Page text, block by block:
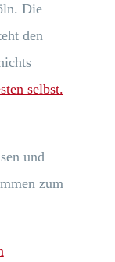
Die
den
selbst.
und
zum